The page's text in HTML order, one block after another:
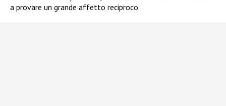
a provare un grande affetto reciproco.